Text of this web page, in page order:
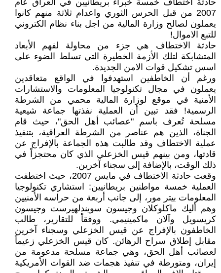
حادثة اختطاف خمسة خبراء بريطانيين في العراق عام
2007 من قبل الحرس الثوري واعدام ثلاثة منهم كانوا
يعملون لصالح وزارة المالية من اجل بناء نظام الكتروني
للتبع الاموال!
حادثة الاختطاف هي جزء من محاولة لفهم الأبعاد
المتشابكة لتلك الأزمة الخطيرة التي تسلط الضوء على
اسس تشكيل قوات الامن الجديدة.
ورغم أن الخاطفين استهدفوا في الواقع متعاقدين
يعملون في مجال تكنولوجيا المعلومات والاستشارات
الأمنية في موقع لوزارة المالية محمي من الشرطة
الرسمية! فقد تبين أن العملية نفذتها جماعة شيعية
مسلحة تُعرف باسم "عصائب أهل الحق"، حيث قام
الجناة، الذين هم عناصر من الشرطة العراقية، بتنفيذ
عملية الاختطاف وقد طالبت هذه الجماعة بالإفراج عن
قادتها، ومن بينهم قيس الخزعلي الذي كان محتجزاً في
ذلك الوقت، بالإضافة إلى سجناء آخرين.
وقعت حادثة الاختطاف في مايس 2007، حيث اختطفت
العملية خمسة مواطنين بريطانيين: استشاري تكنولوجيا
المعلومات بيتر مور، إلى جانب أربعة من حراسه الأمنيين
وهم أليك ماكلوكلان وجيسون سويندلهيرست وجيسون
كريسويل وآلان ماكمينيمي. ووفقاً للتقارير، طالب
الخاطفون بالإفراج عن قيس الخزعلي وسجناء آخرين
مقابل إطلاق سراح الرهائن. كان قيس الخزعلي زعيماً
لعصائب أهل الحق، وهي جماعة مسلحة مدعومة من
إيران، ومتورطة في تنفيذ هجمات ضد القوات الأمريكية